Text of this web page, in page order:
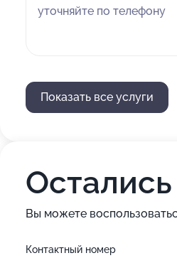
уточняйте по телефону
Показать все услуги
Вы можете
Контактный номер